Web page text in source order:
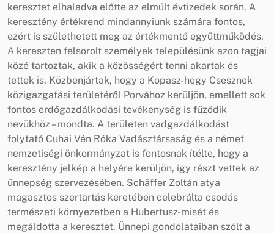
keresztet elhaladva előtte az elmúlt évtizedek során. A
keresztény értékrend mindannyiunk számára fontos,
ezért is születhetett meg az értékmentő együttműködés.
A kereszten felsorolt személyek településünk azon tagjai
közé tartoztak, akik a közösségért tenni akartak és
tettek is. Közbenjártak, hogy a Kopasz-hegy Csesznek
közigazgatási területéről Porvához kerüljön, emellett sok
fontos erdőgazdálkodási tevékenység is fűződik
nevükhöz – mondta. A területen vadgazdálkodást
folytató Cuhai Vén Róka Vadásztársaság és a német
nemzetiségi önkormányzat is fontosnak ítélte, hogy a
keresztény jelkép a helyére kerüljön, így részt vettek az
ünnepség szervezésében. Schäffer Zoltán atya
magasztos szertartás keretében celebrálta csodás
természeti környezetben a Hubertusz-misét és
megáldotta a keresztet. Ünnepi gondolataiban szólt a